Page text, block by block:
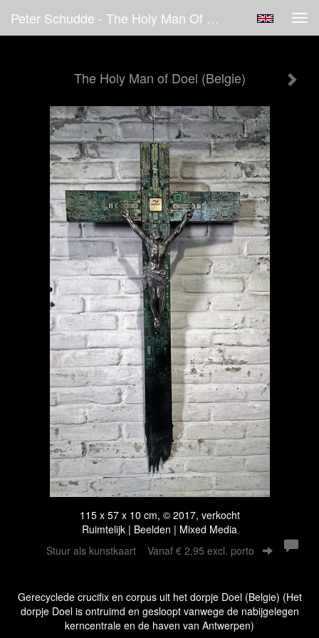
Peter Schudde - The Holy Man Of Doel (Belgie)
The Holy Man of Doel (Belgie)
115 x 57 x 10 cm, © 2017, verkocht
Ruimtelijk | Beelden | Mixed Media
Stuur als kunstkaart Vanaf € 2,95 excl. porto
Gerecyclede crucifix en corpus uit het dorpje Doel (Belgie) (Het
dorpje Doel is ontruimd en gesloopt vanwege de nabijgelegen
kerncentrale en de haven van Antwerpen)